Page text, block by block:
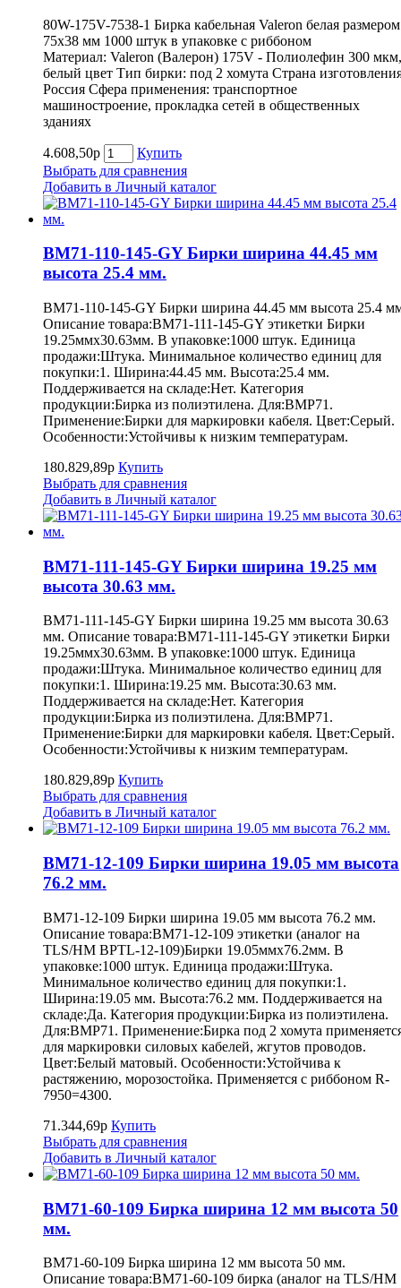
80W-175V-7538-1 Бирка кабельная Valeron белая размером
75х38 мм 1000 штук в упаковке с риббоном
Материал: Valeron (Валерон) 175V - Полиолефин 300 мкм,
белый цвет Тип бирки: под 2 хомута Страна
Россия Сфера применения: транспортное
машиностроение, прокладка сетей в общественных
зданиях
4.608,50р
Купить
Выбрать для сравнения
Добавить в Личный каталог
BM71-110-145-GY Бирки ширина 44.45 мм
высота 25.4 мм.
BM71-110-145-GY Бирки ширина 44.45 мм высота 25.4
Описание товара:BM71-111-145-GY этикетки Бирки
19.25ммх30.63мм. В упаковке:1000 штук. Единица
продажи:Штука. Минимальное количество единиц для
покупки:1. Ширина:44.45 мм. Высота:25.4 мм.
Поддерживается на складе:Нет. Категория
продукции:Бирка из полиэтилена. Для:BMP71.
Применение:Бирки для маркировки кабеля. Цвет:Серый.
Особенности:Устойчивы к низким температурам.
180.829,89р Купить
Выбрать для сравнения
Добавить в Личный каталог
BM71-111-145-GY Бирки ширина 19.25 мм
высота 30.63 мм.
BM71-111-145-GY Бирки ширина 19.25 мм высота 30.63
мм. Описание товара:BM71-111-145-GY этикетки Бирки
19.25ммх30.63мм. В упаковке:1000 штук. Единица
продажи:Штука. Минимальное количество единиц для
покупки:1. Ширина:19.25 мм. Высота:30.63 мм.
Поддерживается на складе:Нет. Категория
продукции:Бирка из полиэтилена. Для:BMP71.
Применение:Бирки для маркировки кабеля. Цвет:Серый.
Особенности:Устойчивы к низким температурам.
180.829,89р Купить
Выбрать для сравнения
Добавить в Личный каталог
BM71-12-109 Бирки ширина 19.05 мм высота
76.2 мм.
BM71-12-109 Бирки ширина 19.05 мм высота 76.2 мм.
Описание товара:BM71-12-109 этикетки (аналог на
TLS/HM BPTL-12-109)Бирки 19.05ммх76.2мм. В
упаковке:1000 штук. Единица продажи:Штука.
Минимальное количество единиц для покупки:1.
Ширина:19.05 мм. Высота:76.2 мм. Поддерживается на
складе:Да. Категория продукции:Бирка из полиэтилена.
Для:BMP71. Применение:Бирка под 2 хомута
для маркировки силовых кабелей, жгутов проводов.
Цвет:Белый матовый. Особенности:Устойчива к
растяжению, морозостойка. Применяется с риббоном R-
7950=4300.
71.344,69р Купить
Выбрать для сравнения
Добавить в Личный каталог
BM71-60-109 Бирка ширина 12 мм высота 50
мм.
BM71-60-109 Бирка ширина 12 мм высота 50 мм.
Описание товара:BM71-60-109 бирка (аналог на TLS/HM